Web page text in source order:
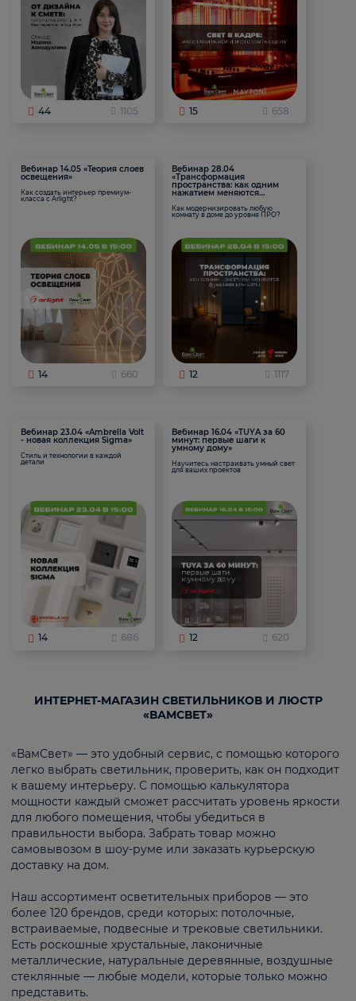
44 1105 15 658
Вебинар 14.05 «Теория слоев
освещения»
Как создать интерьер премиум-
класса с Arlight?
14 660
Вебинар 28.04
«Трансформация
пространства: как одним
нажатием меняются
Как модернизировать любую
комнату в доме до уровня ПРО?
12 1117
Вебинар 23.04 «Ambrella Volt
- новая коллекция Sigma»
Стиль и технологии в каждой
детали
14 686
Вебинар 16.04 «TUYA за 60
минут: первые шаги к
умному дому»
Научитесь настраивать умный свет
для ваших проектов
12 620
ИНТЕРНЕТ-МАГАЗИН СВЕТИЛЬНИКОВ И ЛЮСТР
«ВАМСВЕТ»
«ВамСвет» — это удобный сервис, с помощью которого
легко выбрать светильник, проверить, как он подходит
к вашему интерьеру. С помощью калькулятора
мощности каждый сможет рассчитать уровень яркости
для любого помещения, чтобы убедиться в
правильности выбора. Забрать товар можно
самовывозом в шоу-руме или заказать курьерскую
доставку на дом.
Наш ассортимент осветительных приборов — это
более 120 брендов, среди которых: потолочные,
встраиваемые, подвесные и трековые светильники.
Есть роскошные хрустальные, лаконичные
металлические, натуральные деревянные, воздушные
стеклянные — любые модели, которые только можно
представить.